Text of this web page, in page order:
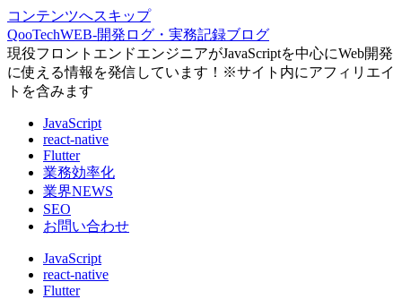
コンテンツへスキップ
QooTechWEB-開発ログ・実務記録ブログ
現役フロントエンドエンジニアがJavaScriptを中心にWeb開発
に使える情報を発信しています！※サイト内にアフィリエイ
トを含みます
JavaScript
react-native
Flutter
業務効率化
業界NEWS
SEO
お問い合わせ
JavaScript
react-native
Flutter